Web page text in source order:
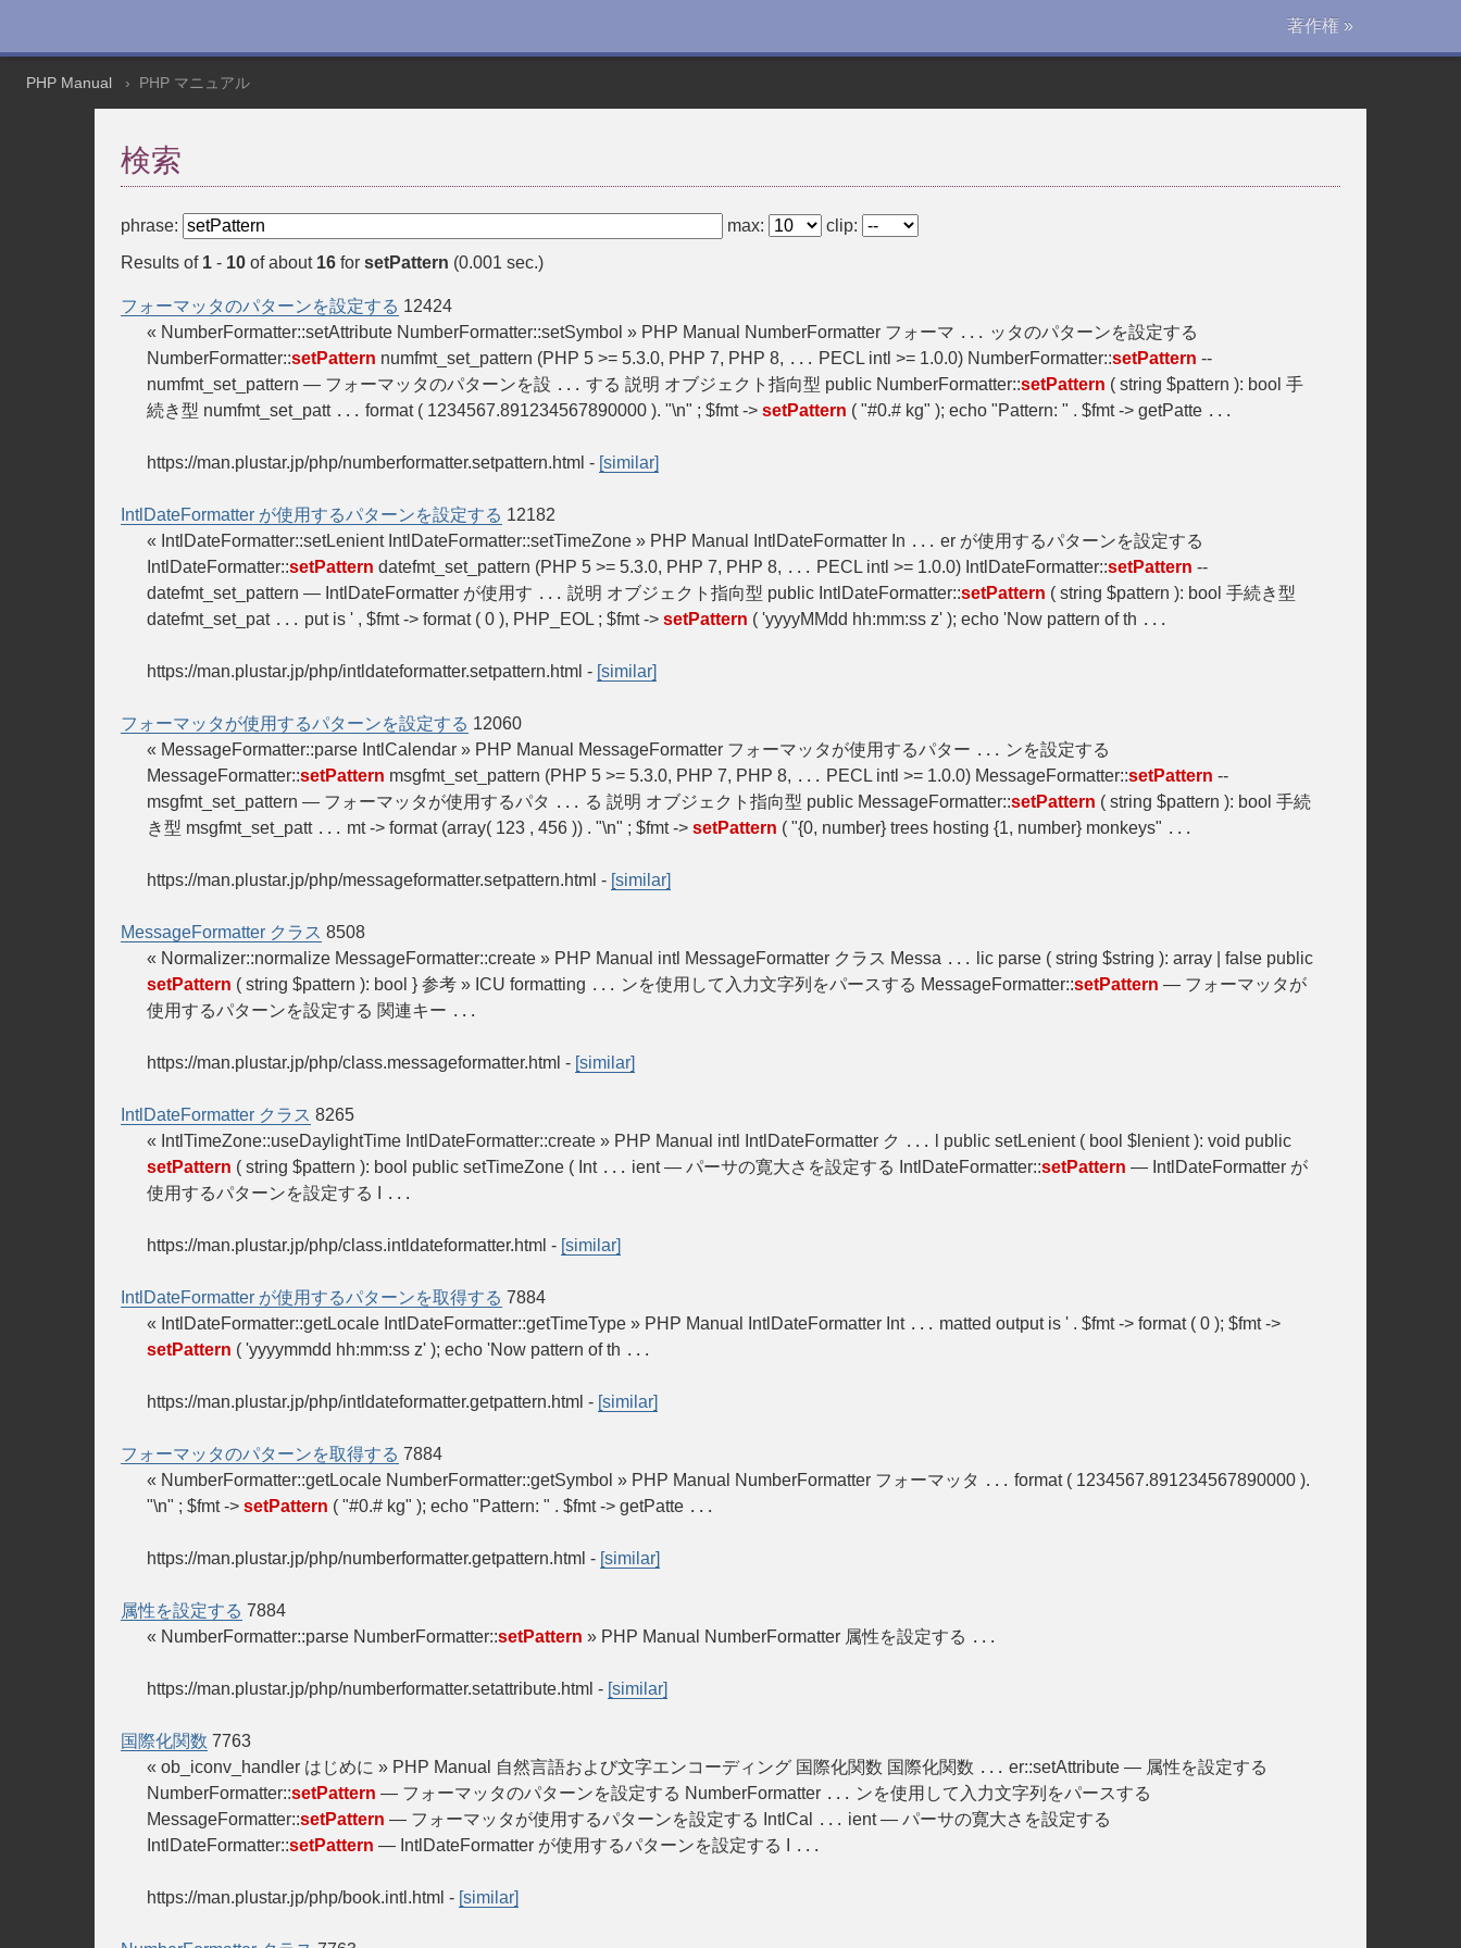
著作権 »
PHP Manual PHP マニュアル
検索
phrase: max:
clip:
Results of 1 - 10 of about 16 for setPattern (0.001 sec.)
フォーマッタのパターンを設定する 12424
« NumberFormatter::setAttribute NumberFormatter::setSymbol » PHP Manual NumberFormatter フォーマ ... ッタのパターンを設定する
NumberFormatter::setPattern numfmt_set_pattern (PHP 5 >= 5.3.0, PHP 7, PHP 8, ... PECL intl >= 1.0.0) NumberFormatter::setPattern --
numfmt_set_pattern — フォーマッタのパターンを設 ... する 説明 オブジェクト指向型 public NumberFormatter::setPattern ( string $pattern ): bool 手
続き型 numfmt_set_patt ... format ( 1234567.891234567890000 ). "\n" ; $fmt -> setPattern ( "#0.# kg" ); echo "Pattern: " . $fmt -> getPatte ...
https://man.plustar.jp/php/numberformatter.setpattern.html - [similar]
IntlDateFormatter が使用するパターンを設定する 12182
« IntlDateFormatter::setLenient IntlDateFormatter::setTimeZone » PHP Manual IntlDateFormatter In ... er が使用するパターンを設定する
IntlDateFormatter::setPattern datefmt_set_pattern (PHP 5 >= 5.3.0, PHP 7, PHP 8, ... PECL intl >= 1.0.0) IntlDateFormatter::setPattern --
datefmt_set_pattern — IntlDateFormatter が使用す ... 説明 オブジェクト指向型 public IntlDateFormatter::setPattern ( string $pattern ): bool 手続き型
datefmt_set_pat ... put is ' , $fmt -> format ( 0 ), PHP_EOL ; $fmt -> setPattern ( 'yyyyMMdd hh:mm:ss z' ); echo 'Now pattern of th ...
https://man.plustar.jp/php/intldateformatter.setpattern.html - [similar]
フォーマッタが使用するパターンを設定する 12060
« MessageFormatter::parse IntlCalendar » PHP Manual MessageFormatter フォーマッタが使用するパター ... ンを設定する
MessageFormatter::setPattern msgfmt_set_pattern (PHP 5 >= 5.3.0, PHP 7, PHP 8, ... PECL intl >= 1.0.0) MessageFormatter::setPattern --
msgfmt_set_pattern — フォーマッタが使用するパタ
... る 説明 オブジェクト指向型 public MessageFormatter::setPattern ( string $pattern ): bool 手続
き型 msgfmt_set_patt ... mt -> format (array( 123 , 456 )) . "\n" ; $fmt -> setPattern ( "{0, number} trees hosting {1, number} monkeys" ...
https://man.plustar.jp/php/messageformatter.setpattern.html - [similar]
MessageFormatter クラス 8508
« Normalizer::normalize MessageFormatter::create » PHP Manual intl MessageFormatter クラス Messa ...
lic parse ( string $string ): array | false public
setPattern ( string $pattern ): bool } 参考 » ICU formatting ... ンを使用して入力文字列をパースする MessageFormatter::setPattern — フォーマッタが
使用するパターンを設定する 関連キー ...
https://man.plustar.jp/php/class.messageformatter.html - [similar]
IntlDateFormatter クラス 8265
« IntlTimeZone::useDaylightTime IntlDateFormatter::create » PHP Manual intl IntlDateFormatter ク
...
l public setLenient ( bool $lenient ): void public
setPattern ( string $pattern ): bool public setTimeZone ( Int ... ient — パーサの寛大さを設定する IntlDateFormatter::setPattern — IntlDateFormatter が
使用するパターンを設定する I
...
https://man.plustar.jp/php/class.intldateformatter.html - [similar]
IntlDateFormatter が使用するパターンを取得する 7884
« IntlDateFormatter::getLocale IntlDateFormatter::getTimeType » PHP Manual IntlDateFormatter Int ... matted output is ' . $fmt -> format ( 0 ); $fmt ->
setPattern ( 'yyyymmdd hh:mm:ss z' ); echo 'Now pattern of th ...
https://man.plustar.jp/php/intldateformatter.getpattern.html - [similar]
フォーマッタのパターンを取得する 7884
« NumberFormatter::getLocale NumberFormatter::getSymbol » PHP Manual NumberFormatter フォーマッタ
... format ( 1234567.891234567890000 ).
"\n" ; $fmt -> setPattern ( "#0.# kg" ); echo "Pattern: " . $fmt -> getPatte ...
https://man.plustar.jp/php/numberformatter.getpattern.html - [similar]
属性を設定する 7884
« NumberFormatter::parse NumberFormatter::setPattern » PHP Manual NumberFormatter 属性を設定する ...
https://man.plustar.jp/php/numberformatter.setattribute.html - [similar]
国際化関数 7763
« ob_iconv_handler はじめに » PHP Manual 自然言語および文字エンコーディング 国際化関数 国際化関数 ... er::setAttribute — 属性を設定する
NumberFormatter::setPattern — フォーマッタのパターンを設定する NumberFormatter ... ンを使用して入力文字列をパースする
MessageFormatter::setPattern — フォーマッタが使用するパターンを設定する IntlCal ... ient — パーサの寛大さを設定する
IntlDateFormatter::setPattern — IntlDateFormatter が使用するパターンを設定する I ...
https://man.plustar.jp/php/book.intl.html - [similar]